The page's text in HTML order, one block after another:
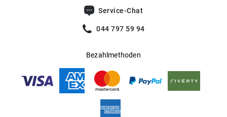
Service-Chat
044 797 59 94
Bezahlmethoden